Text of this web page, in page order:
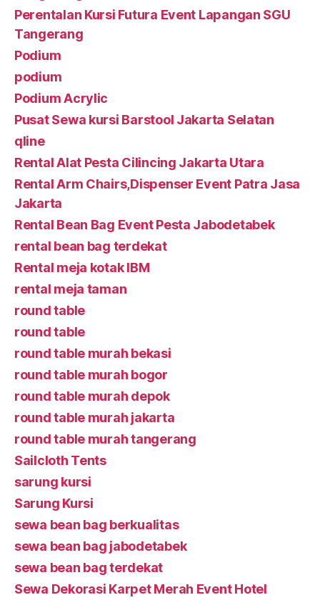
Perentalan Kursi Futura Event Lapangan SGU
Tangerang
Podium
podium
Podium Acrylic
Pusat Sewa kursi Barstool Jakarta Selatan
qline
Rental Alat Pesta Cilincing Jakarta Utara
Rental Arm Chairs,Dispenser Event Patra Jasa
Jakarta
Rental Bean Bag Event Pesta Jabodetabek
rental bean bag terdekat
Rental meja kotak IBM
rental meja taman
round table
round table
round table murah bekasi
round table murah bogor
round table murah depok
round table murah jakarta
round table murah tangerang
Sailcloth Tents
sarung kursi
Sarung Kursi
sewa bean bag berkualitas
sewa bean bag jabodetabek
sewa bean bag terdekat
Sewa Dekorasi Karpet Merah Event Hotel